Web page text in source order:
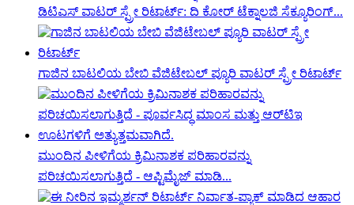
ಡಿಟಿಎಸ್ ವಾಟರ್ ಸ್ಪ್ರೇ ರಿಟಾರ್ಟ್: ದಿ ಕೋರ್ ಟೆಕ್ನಾಲಜಿ ಸೆಕ್ಯೂರಿಂಗ್...
ಗಾಜಿನ ಬಾಟಲಿಯ ಬೇಬಿ ವೆಜಿಟೇಬಲ್ ಪ್ಯೂರಿ ವಾಟರ್ ಸ್ಪ್ರೇ ರಿಟಾರ್ಟ್
ಮುಂದಿನ ಪೀಳಿಗೆಯ ಕ್ರಿಮಿನಾಶಕ ಪರಿಹಾರವನ್ನು
ಪರಿಚಯಿಸಲಾಗುತ್ತಿದೆ - ಆಪ್ಟಿಮೈಜ್ ಮಾಡಿ...